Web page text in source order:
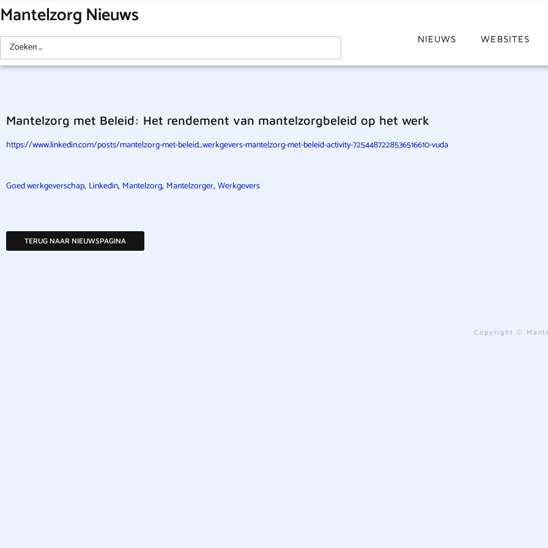
Mantelzorg Nieuws
NIEUWS WEBSITES
Mantelzorg met Beleid: Het rendement van mantelzorgbeleid op het werk
https://www.linkedin.com/posts/mantelzorg-met-beleid_werkgevers-mantelzorg-met-beleid-activity-7254487228536516610-vuda
Goed werkgeverschap, Linkedin, Mantelzorg, Mantelzorger, Werkgevers
TERUG NAAR NIEUWSPAGINA
Copyright ©